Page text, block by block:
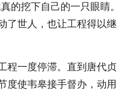
的挖下自己的一只眼睛。
了世人，也让工程得以继
程一度停滞。直到唐代贞
度使韦皋接手督办，动用